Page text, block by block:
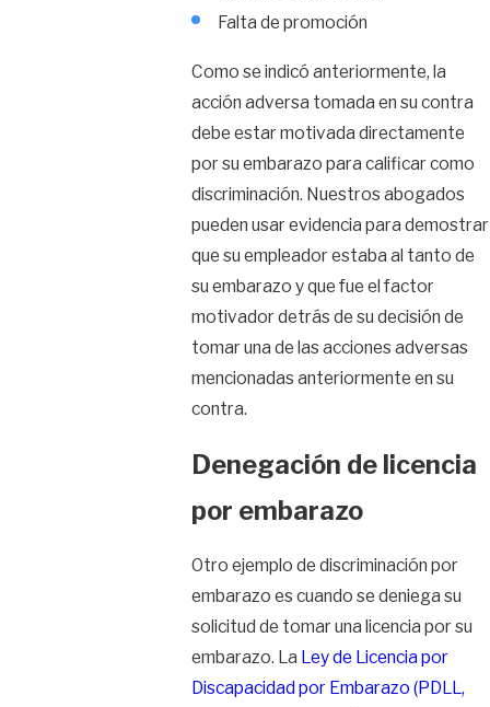
Falta de promoción
Como se indicó anteriormente, la
acción adversa tomada en su contra
debe estar motivada directamente
por su embarazo para calificar como
discriminación. Nuestros abogados
pueden usar evidencia para demostrar
que su empleador estaba al tanto de
su embarazo y que fue el factor
motivador detrás de su decisión de
tomar una de las acciones adversas
mencionadas anteriormente en su
contra.
Denegación de licencia
por embarazo
Otro ejemplo de discriminación por
embarazo es cuando se deniega su
solicitud de tomar una licencia por su
embarazo. La Ley de Licencia por
Discapacidad por Embarazo (PDLL,